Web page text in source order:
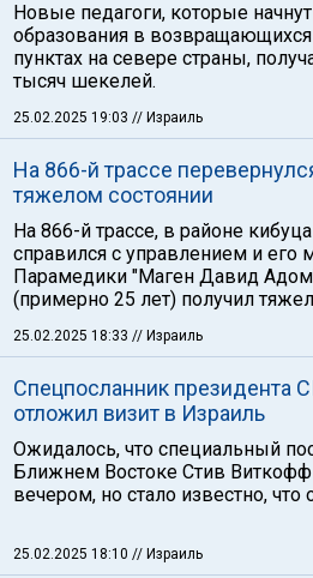
Новые педагоги, которые
образования в
пунктах на севере страны,
тысяч шекелей.
25.02.2025 19:03 // Израиль
На 866-й трассе
тяжелом состоянии
На 866-й трассе, в районе
справился с управлением и его
Парамедики "Маген Давид
(примерно 25 лет) получил
25.02.2025 18:33 // Израиль
Спецпосланник президента
отложил визит в Израиль
Ожидалось, что специальный
Ближнем Востоке Стив
вечером, но стало известно, что
25.02.2025 18:10 // Израиль